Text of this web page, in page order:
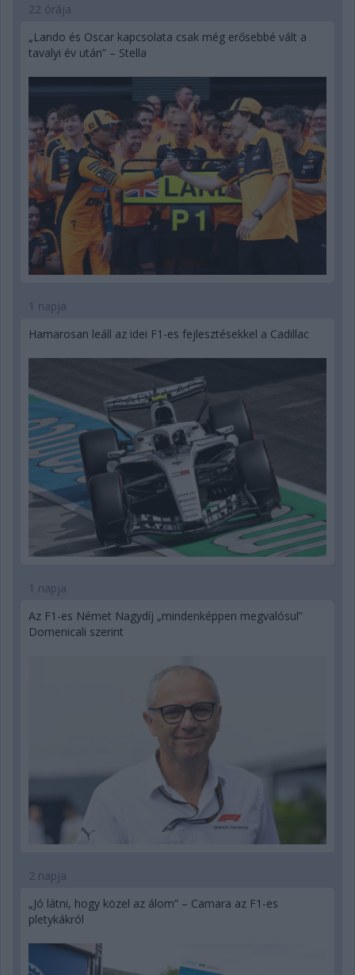
22 órája
„Lando és Oscar kapcsolata csak még erősebbé vált a
tavalyi év után” – Stella
1 napja
Hamarosan leáll az idei F1-es fejlesztésekkel a Cadillac
1 napja
Az F1-es Német Nagydíj „mindenképpen megvalósul”
Domenicali szerint
2 napja
„Jó látni, hogy közel az álom” – Camara az F1-es
pletykákról